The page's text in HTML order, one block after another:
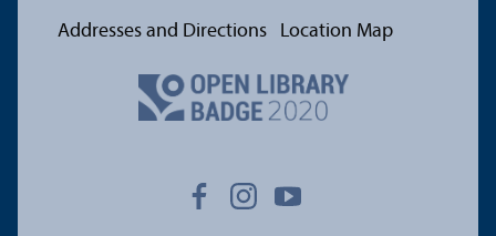
Addresses and Directions Location Map